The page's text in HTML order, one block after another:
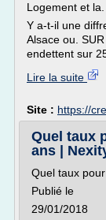
Logement et la.
Y a-t-il une
Alsace ou.
endettent sur
Lire la suite
Site : https://
Quel taux
ans |
Quel taux
Publié le
29/01/2018